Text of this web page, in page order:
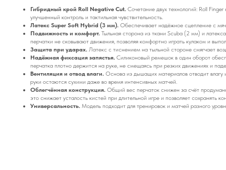
Гибридный крой Roll Negative Cut. Сочетание двух технологий: Roll
улучшенный контроль и тактильная чувствительность.
Латекс Super Soft Hybrid (3 мм). Обеспечивает надёжное сцепление с
Подвижность и комфорт. Тыльная сторона из ткани Scuba (2 мм) и
перчатки не сковывают движения, позволяя комфортно играть кулаком и
Защита при ударах. Латекс с тиснением на тыльной стороне смягчает
Надёжная фиксация запястья. Силиконовый ремешок в один оборот
перчатка плотно держится на руке, не смещаясь при резких движениях и
Вентиляция и отвод влаги. Основа из дышащих материалов отводит влагу
руки остаются сухими даже во время интенсивных матчей.
Облегчённая конструкция. Общий вес перчаток снижен за счёт
это снижает усталость кистей при длительной игре и позволяет сохранять
Универсальность. Модель подходит для тренировок и матчей разного